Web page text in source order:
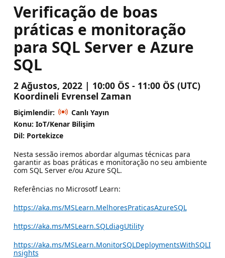
Verificação de boas
práticas e monitoração
para SQL Server e Azure
SQL
2 Ağustos, 2022 | 10:00 ÖS - 11:00 ÖS (UTC)
Koordineli Evrensel Zaman
Biçimlendir:
Canlı Yayın
Konu: IoT/Kenar Bilişim
Dil: Portekizce
Nesta sessão iremos abordar algumas técnicas para
garantir as boas práticas e monitoração no seu ambiente
com SQL Server e/ou Azure SQL.
Referências no Microsotf Learn:
https://aka.ms/MSLearn.MelhoresPraticasAzureSQL
https://aka.ms/MSLearn.SQLdiagUtility
https://aka.ms/MSLearn.MonitorSQLDeploymentsWithSQLI
nsights